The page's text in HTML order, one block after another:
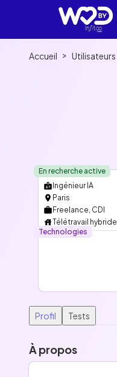
Accueil > Utilisateurs
En recherche active
Ingénieur IA
Paris
Freelance, CDI
Télétravail hybride
Technologies
Profil Tests
À propos